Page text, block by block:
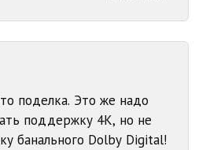
поделка. Это же надо
поддержку 4К, но не
банального Dolby Digital!